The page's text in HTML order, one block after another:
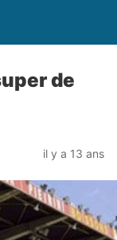
de
il y a 13 ans